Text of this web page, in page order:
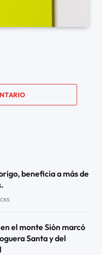
beneficia a más de
el monte Sión marcó
Santa y del